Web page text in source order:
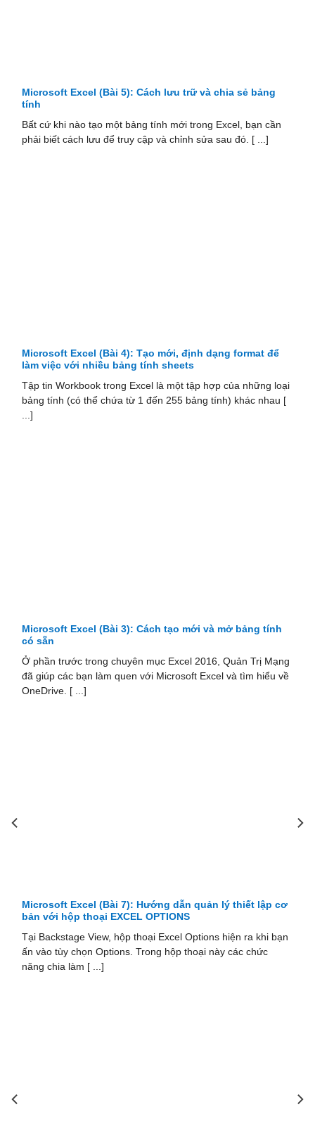
Microsoft Excel (Bài 5): Cách lưu trữ và chia sẻ bảng
tính
Bất cứ khi nào tạo một bảng tính mới trong Excel, bạn cần
phải biết cách lưu để truy cập và chỉnh sửa sau đó. [ ...]
Microsoft Excel (Bài 4): Tạo mới, định dạng format để
làm việc với nhiều bảng tính sheets
Tập tin Workbook trong Excel là một tập hợp của những loại
bảng tính (có thể chứa từ 1 đến 255 bảng tính) khác nhau [
...]
Microsoft Excel (Bài 3): Cách tạo mới và mở bảng tính
có sẵn
Ở phần trước trong chuyên mục Excel 2016, Quản Trị Mạng
đã giúp các bạn làm quen với Microsoft Excel và tìm hiểu về
OneDrive. [ ...]
Microsoft Excel (Bài 7): Hướng dẫn quản lý thiết lập cơ
bản với hộp thoại EXCEL OPTIONS
Tại Backstage View, hộp thoại Excel Options hiện ra khi bạn
ấn vào tùy chọn Options. Trong hộp thoại này các chức
năng chia làm [ ...]